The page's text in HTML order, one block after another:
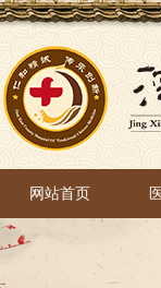
网站首页
网站首页